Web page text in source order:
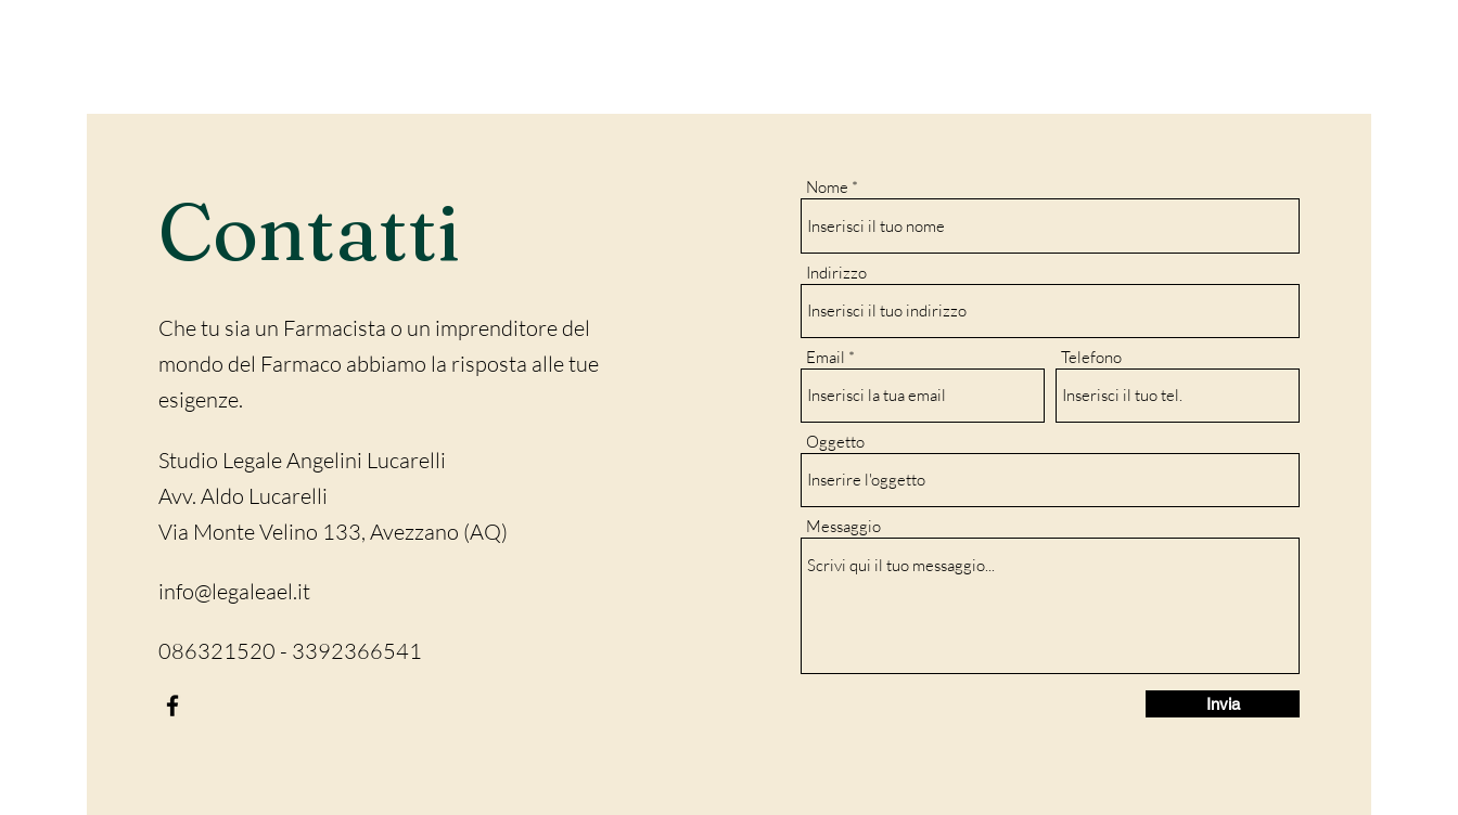
Contatti
Che tu sia un Farmacista o un imprenditore del
mondo del Farmaco abbiamo la risposta alle tue
esigenze.
Studio Legale Angelini Lucarelli
Avv. Aldo Lucarelli
Via Monte Velino 133, Avezzano (AQ)
info@legaleael.it
086321520 - 3392366541
Nome
Indirizzo
Email Telefono
Oggetto
Messaggio
Invia